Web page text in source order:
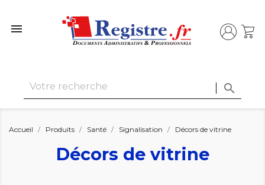


Accueil Produits Santé Signalisation Décors de vitrine
Décors de vitrine